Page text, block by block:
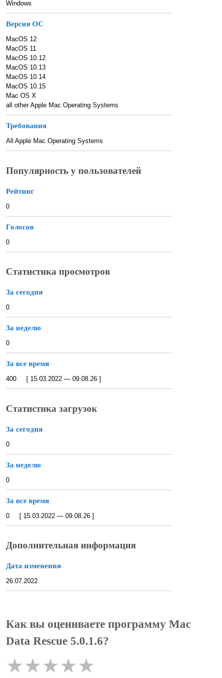
Windows
Версия ОС
MacOS 12
MacOS 11
MacOS 10.12
MacOS 10.13
MacOS 10.14
MacOS 10.15
Mac OS X
all other Apple Mac Operating Systems
Требования
All Apple Mac Operating Systems
Популярность у пользователей
Рейтинг
0
Голосов
0
Статистика просмотров
За сегодня
0
За неделю
0
За все время
400 [ 15.03.2022 — 09.08.26 ]
Статистика загрузок
За сегодня
0
За неделю
0
За все время
0 [ 15.03.2022 — 09.08.26 ]
Дополнительная информация
Дата изменения
26.07.2022
Как вы оцениваете программу Mac
Data Rescue 5.0.1.6?
★★★★★